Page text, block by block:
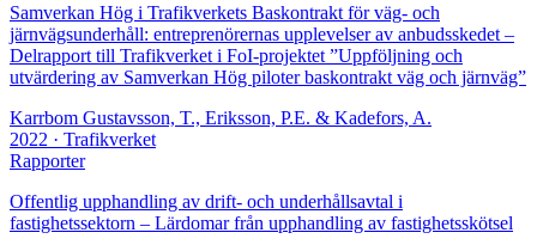
Samverkan Hög i Trafikverkets Baskontrakt för väg- och
järnvägsunderhåll: entreprenörernas upplevelser av anbudsskedet –
Delrapport till Trafikverket i FoI-projektet ”Uppföljning och
utvärdering av Samverkan Hög piloter baskontrakt väg och järnväg”
Karrbom Gustavsson, T., Eriksson, P.E. & Kadefors, A.
2022 · Trafikverket
Rapporter
Offentlig upphandling av drift- och underhållsavtal i
fastighetssektorn – Lärdomar från upphandling av fastighetsskötsel